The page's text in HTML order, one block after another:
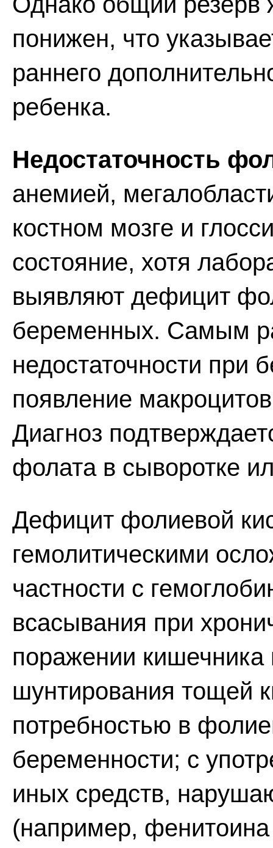
понижен, что
раннего
ребенка.
Недостаточность
анемией,
костном мозге и
состояние, хотя
выявляют дефицит
беременных. Самым
недостаточности при
появление
Диагноз
фолата в сыворотке
Дефицит фолиевой
гемолитическими
частности с
всасывания при
поражении кишечника
шунтирования тощей
потребностью в
беременности; с
иных средств,
(например, фенитоина